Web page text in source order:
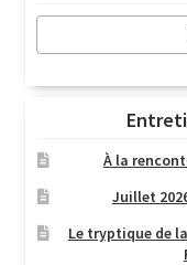
À la
Juillet
Le tryptique de